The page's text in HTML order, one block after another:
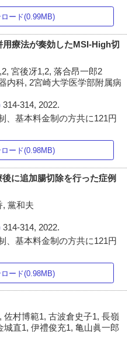
ード(0.99MB)
療法が奏効したMSI-High切
宮後冴1,2, 落合昂一郎2
内科, 2宮崎大学医学部附属病
314-314, 2022.
、基本料金制の方共に121円
ード(0.98MB)
に追加腸切除を行った症例
, 黨和夫
314-314, 2022.
、基本料金制の方共に121円
ード(0.98MB)
佐村博範1, 古波倉史子1, 長嶺
直1, 伊禮俊充1, 亀山眞一郎